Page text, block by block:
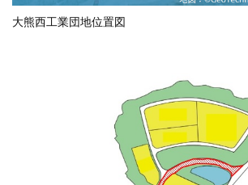
大熊西工業団地位置図